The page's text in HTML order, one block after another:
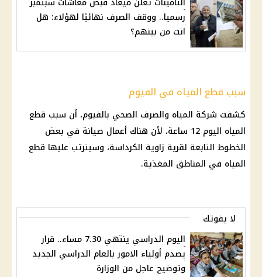
رسميا.. ووقف الصرف نهائيًا لهؤلاء: هل
انت من بينهم؟
سبب قطع المياه في الفيوم
كشفت شركة المياه والصرف الصحي بالفيوم، أن سبب قطع
المياه اليوم
12 ساعة، لأن هناك أعمال صيانة في بعض
الخطوط التابعة لقرية زاوية الكرداسة، وسيترتب عليها قطع
المياه في المناطق المغذية.
لا يفوتك
اليوم الدراسي ينتهي 7.30 مساء.. قرار
يصدم أولياء الامور بالعام الدراسي الجديد
وتوضيح عاجل من الوزارة